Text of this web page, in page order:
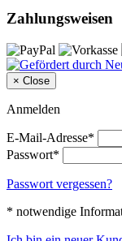
Zahlungsweisen
× Close
Anmelden
E-Mail-Adresse*
Passwort*
Passwort vergessen?
* notwendige